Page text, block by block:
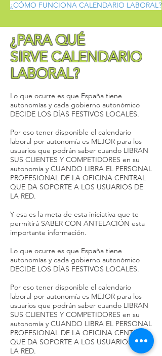
¿CÓMO FUNCIONA CALENDARIO LABORAL?
¿PARA QUÉ
SIRVE CALENDARIO
LABORAL?
Lo que ocurre es que España tiene
autonomías y cada gobierno autonómico
DECIDE LOS DÍAS FESTIVOS LOCALES.
Por eso tener disponible el calendario
laboral por autonomía es MEJOR para los
usuarios que podrán saber cuando LIBRAN
SUS CLIENTES Y COMPETIDORES en su
autonomía y CUANDO LIBRA EL PERSONAL
PROFESIONAL DE LA OFICINA CENTRAL
QUE DA SOPORTE A LOS USUARIOS DE
LA RED.
Y esa es la meta de esta iniciativa que te
permitirá SABER CON ANTELACIÓN esta
importante información.
Lo que ocurre es que España tiene
autonomías y cada gobierno autonómico
DECIDE LOS DÍAS FESTIVOS LOCALES.
Por eso tener disponible el calendario
laboral por autonomía es MEJOR para los
usuarios que podrán saber cuando LIBRAN
SUS CLIENTES Y COMPETIDORES en su
autonomía y CUANDO LIBRA EL PERSONAL
PROFESIONAL DE LA OFICINA CENTRAL
QUE DA SOPORTE A LOS USUARIOS DE
LA RED.